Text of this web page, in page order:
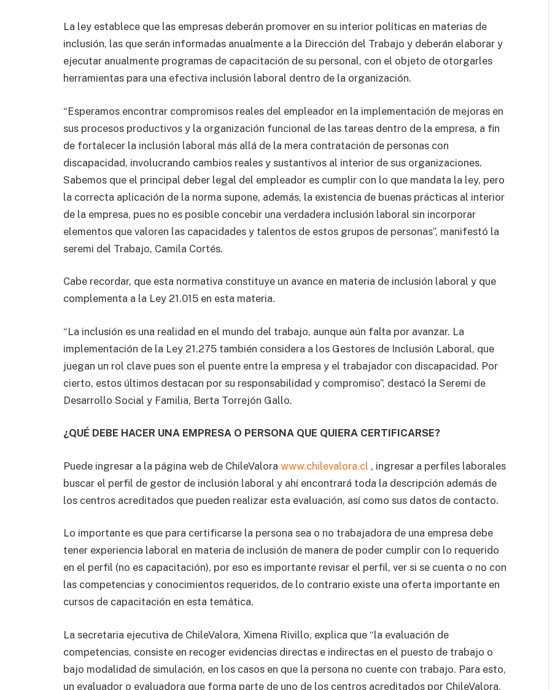
La ley establece que las empresas deberán promover en su interior políticas en materias de
inclusión, las que serán informadas anualmente a la Dirección del Trabajo y deberán elaborar y
ejecutar anualmente programas de capacitación de su personal, con el objeto de otorgarles
herramientas para una efectiva inclusión laboral dentro de la organización.
“Esperamos encontrar compromisos reales del empleador en la implementación de mejoras en
sus procesos productivos y la organización funcional de las tareas dentro de la empresa, a fin
de fortalecer la inclusión laboral más allá de la mera contratación de personas con
discapacidad, involucrando cambios reales y sustantivos al interior de sus organizaciones.
Sabemos que el principal deber legal del empleador es cumplir con lo que mandata la ley, pero
la correcta aplicación de la norma supone, además, la existencia de buenas prácticas al interior
de la empresa, pues no es posible concebir una verdadera inclusión laboral sin incorporar
elementos que valoren las capacidades y talentos de estos grupos de personas”, manifestó la
seremi del Trabajo, Camila Cortés.
Cabe recordar, que esta normativa constituye un avance en materia de inclusión laboral y que
complementa a la Ley 21.015 en esta materia.
“La inclusión es una realidad en el mundo del trabajo, aunque aún falta por avanzar. La
implementación de la Ley 21.275 también considera a los Gestores de Inclusión Laboral, que
juegan un rol clave pues son el puente entre la empresa y el trabajador con discapacidad. Por
cierto, estos últimos destacan por su responsabilidad y compromiso”, destacó la Seremi de
Desarrollo Social y Familia, Berta Torrejón Gallo.
¿QUÉ DEBE HACER UNA EMPRESA O PERSONA QUE QUIERA CERTIFICARSE?
Puede ingresar a la página web de ChileValora www.chilevalora.cl , ingresar a perfiles laborales
buscar el perfil de gestor de inclusión laboral y ahí encontrará toda la descripción además de
los centros acreditados que pueden realizar esta evaluación, así como sus datos de contacto.
Lo importante es que para certificarse la persona sea o no trabajadora de una empresa debe
tener experiencia laboral en materia de inclusión de manera de poder cumplir con lo requerido
en el perfil (no es capacitación), por eso es importante revisar el perfil, ver si se cuenta o no con
las competencias y conocimientos requeridos, de lo contrario existe una oferta importante en
cursos de capacitación en esta temática.
La secretaria ejecutiva de ChileValora, Ximena Rivillo, explica que “la evaluación de
competencias, consiste en recoger evidencias directas e indirectas en el puesto de trabajo o
bajo modalidad de simulación, en los casos en que la persona no cuente con trabajo. Para esto,
un evaluador o evaluadora que forma parte de uno de los centros acreditados por ChileValora,